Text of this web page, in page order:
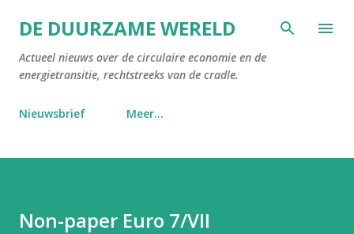
Doorgaan naar hoofdcontent
DE DUURZAME WERELD
Actueel nieuws over de circulaire economie en de
energietransitie, rechtstreeks van de cradle.
Nieuwsbrief Meer…
Non-paper Euro 7/VII